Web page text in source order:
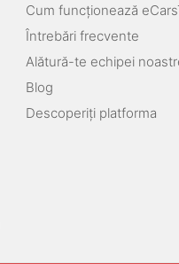
Cum funcționează
Întrebări frecvente
Alătură-te echipei
Blog
Descoperiți platforma